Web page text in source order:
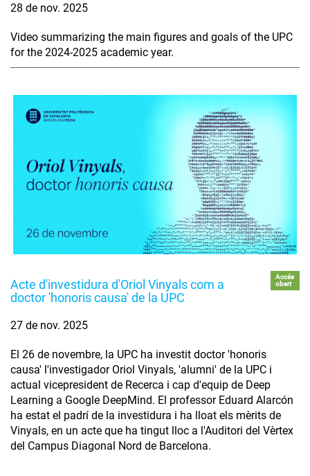
28 de nov. 2025
Video summarizing the main figures and goals of the UPC
for the 2024-2025 academic year.
Acte d'investidura d'Oriol Vinyals com a
doctor 'honoris causa' de la UPC
Accés
obert
27 de nov. 2025
El 26 de novembre, la UPC ha investit doctor 'honoris
causa' l'investigador Oriol Vinyals, 'alumni' de la UPC i
actual vicepresident de Recerca i cap d'equip de Deep
Learning a Google DeepMind. El professor Eduard Alarcón
ha estat el padrí de la investidura i ha lloat els mèrits de
Vinyals, en un acte que ha tingut lloc a l'Auditori del Vèrtex
del Campus Diagonal Nord de Barcelona.